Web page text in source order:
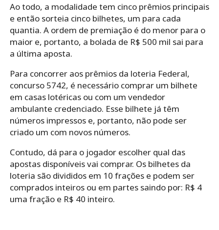
Ao todo, a modalidade tem cinco prêmios principais
e então sorteia cinco bilhetes, um para cada
quantia. A ordem de premiação é do menor para o
maior e, portanto, a bolada de R$ 500 mil sai para
a última aposta.
Para concorrer aos prêmios da loteria Federal,
concurso 5742, é necessário comprar um bilhete
em casas lotéricas ou com um vendedor
ambulante credenciado. Esse bilhete já têm
números impressos e, portanto, não pode ser
criado um com novos números.
Contudo, dá para o jogador escolher qual das
apostas disponíveis vai comprar. Os bilhetes da
loteria são divididos em 10 frações e podem ser
comprados inteiros ou em partes saindo por: R$ 4
uma fração e R$ 40 inteiro.